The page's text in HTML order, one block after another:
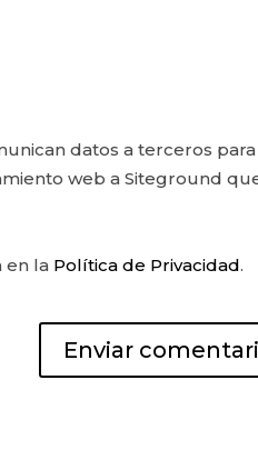
datos a terceros para
web a Siteground
en la Política de Privacidad.